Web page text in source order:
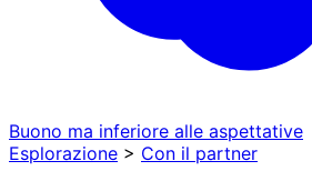
Buono ma inferiore alle aspettative
Esplorazione > Con il partner